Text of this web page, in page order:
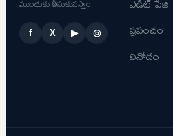
ముందుకు తీసుకువస్తాం.
f X ▶ ◎
ప్రపంచం
వినోదం